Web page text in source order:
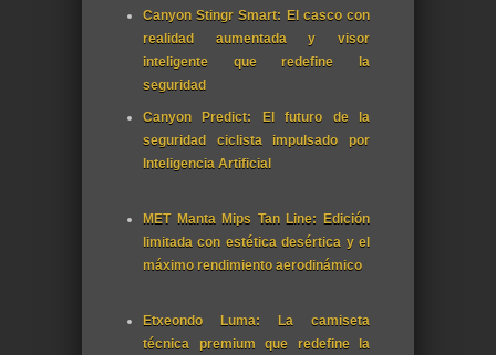
Canyon Stingr Smart: El casco con
realidad aumentada y visor
inteligente que redefine la
seguridad
Canyon Predict: El futuro de la
seguridad ciclista impulsado por
Inteligencia Artificial
MET Manta Mips Tan Line: Edición
limitada con estética desértica y el
máximo rendimiento aerodinámico
Etxeondo Luma: La camiseta
técnica premium que redefine la